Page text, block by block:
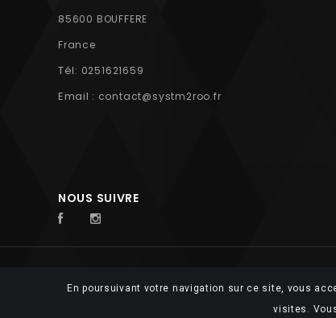
85600 BOUFFERE
France
Tél: 0251621659
Email : contact@systm2roo.fr
NOUS SUIVRE
© 2026 FUTUROSOFT
En poursuivant votre navigation sur ce site, vous
visites.